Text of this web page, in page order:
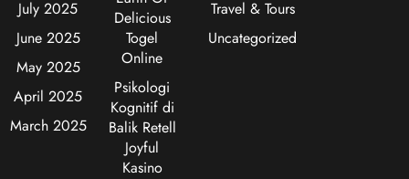
July 2025
June 2025
May 2025
April 2025
March 2025
Delicious
Togel
Online
Psikologi
Kognitif di
Balik Retell
Joyful
Kasino
Travel & Tours
Uncategorized